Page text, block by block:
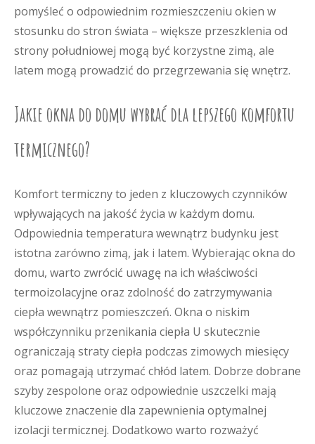
pomyśleć o odpowiednim rozmieszczeniu okien w
stosunku do stron świata – większe przeszklenia od
strony południowej mogą być korzystne zimą, ale
latem mogą prowadzić do przegrzewania się wnętrz.
Jakie okna do domu wybrać dla lepszego komfortu
termicznego?
Komfort termiczny to jeden z kluczowych czynników
wpływających na jakość życia w każdym domu.
Odpowiednia temperatura wewnątrz budynku jest
istotna zarówno zimą, jak i latem. Wybierając okna do
domu, warto zwrócić uwagę na ich właściwości
termoizolacyjne oraz zdolność do zatrzymywania
ciepła wewnątrz pomieszczeń. Okna o niskim
współczynniku przenikania ciepła U skutecznie
ograniczają straty ciepła podczas zimowych miesięcy
oraz pomagają utrzymać chłód latem. Dobrze dobrane
szyby zespolone oraz odpowiednie uszczelki mają
kluczowe znaczenie dla zapewnienia optymalnej
izolacji termicznej. Dodatkowo warto rozważyć